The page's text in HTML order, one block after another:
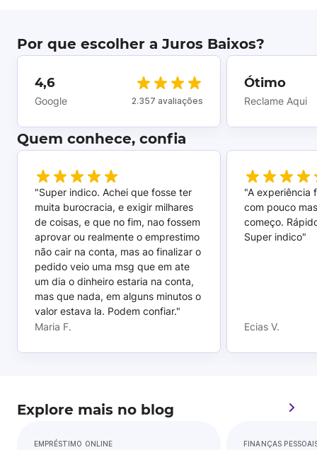
Por que escolher a Juros Baixos?
4,6
Google 2.357 avaliações
Ótimo
Reclame Aqui
Quem conhece, confia
"Super indico. Achei que fosse ter
muita burocracia, e exigir milhares
de coisas, e que no fim, nao fossem
aprovar ou realmente o emprestimo
não cair na conta, mas ao finalizar o
pedido veio uma msg que em ate
um dia o dinheiro estaria na conta,
mas que nada, em alguns minutos o
valor estava la. Podem confiar."
Maria F.
"A experiência
com pouco
começo.
Super indico"
Ecias V.
Explore mais no blog
EMPRÉSTIMO ONLINE FINANÇAS